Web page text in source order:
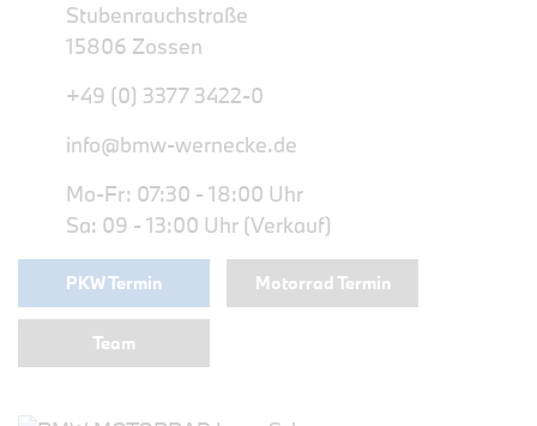
Stubenrauchstraße
15806 Zossen
+49 (0) 3377 3422-0
info@bmw-wernecke.de
Mo-Fr: 07:30 - 18:00 Uhr
Sa: 09 - 13:00 Uhr (Verkauf)
PKW Termin Motorrad Termin
Team